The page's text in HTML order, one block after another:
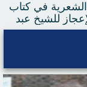
الشعرية في كتاب
للشيخ عبد
الجرجاني توثيق